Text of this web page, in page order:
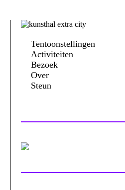
Tentoonstellingen
Activiteiten
Bezoek
Over
Steun